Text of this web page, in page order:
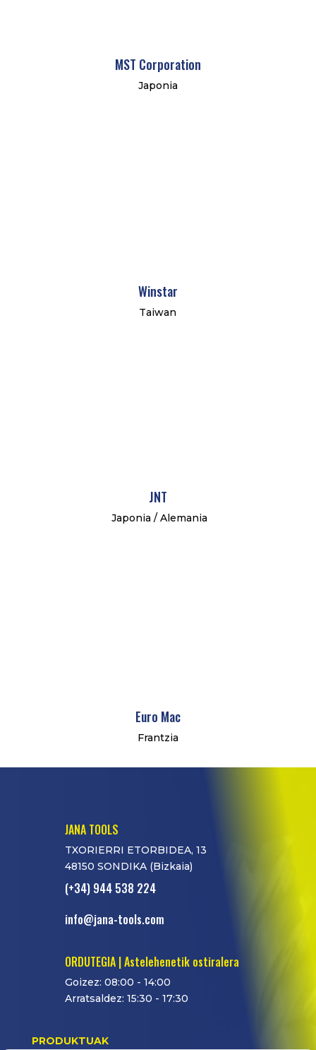
MST Corporation
Japonia
Winstar
Taiwan
JNT
Japonia / Alemania
Euro Mac
Frantzia
JANA TOOLS
TXORIERRI ETORBIDEA, 13
48150 SONDIKA (Bizkaia)
(+34) 944 538 224
info@jana-tools.com
ORDUTEGIA | Astelehenetik ostiralera
Goizez: 08:00 - 14:00
Arratsaldez: 15:30 - 17:30
PRODUKTUAK